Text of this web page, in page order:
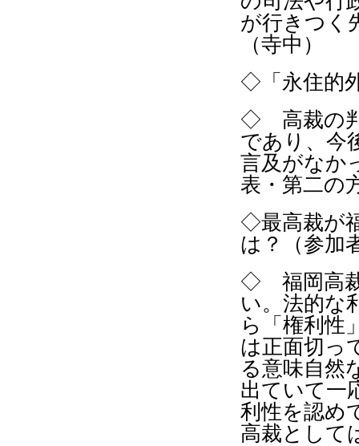
が行きつく
（寺中）
◇「永住的
◇ 高裁の判
であり、今
言及がなか
表・第二の
◇最高裁が
は？（参加
◇ 福岡高裁
い。法的な
ら「権利性
は正面切っ
る意味自然
出ていて一
利性を認め
高裁として